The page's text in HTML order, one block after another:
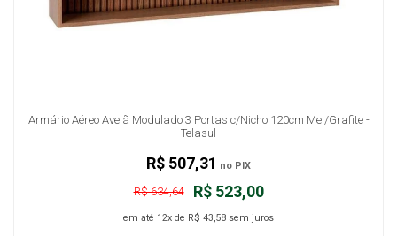
Armário Aéreo Avelã Modulado 3 Portas c/Nicho 120cm Mel/Grafite -
Telasul
R$ 523,00
R$ 634,64
em até 12x de R$ 43,58 sem juros
R$ 507,31 no PIX